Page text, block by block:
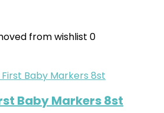
from wishlist 0
Baby Markers 8st